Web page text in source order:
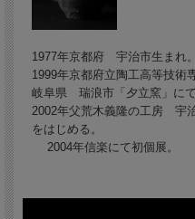
1977年京都府 宇治市生まれ
1999年京都府立陶工高等技術
岐阜県 瑞浪市「夕立窯」に
2002年父荒木義隆の工房 宇
をはじめる。
2004年信楽にて初個展。